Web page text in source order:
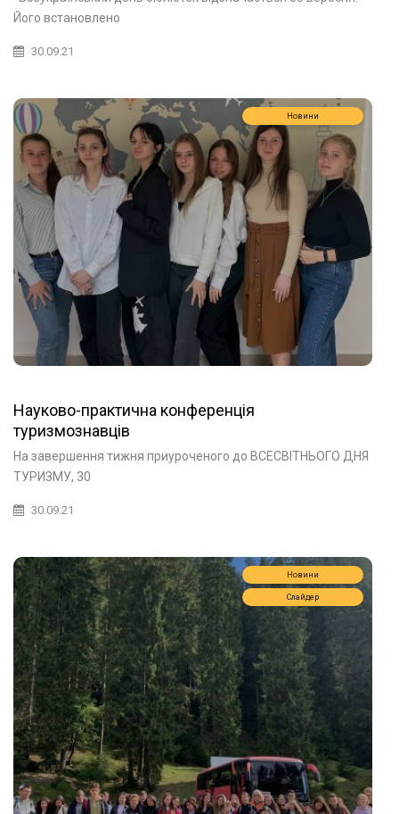
Його встановлено
30.09.21
Новини
Науково-практична конференція
туризмознавців
На завершення тижня приуроченого до ВСЕСВІТНЬОГО ДНЯ
ТУРИЗМУ, 30
30.09.21
Новини
Слайдер